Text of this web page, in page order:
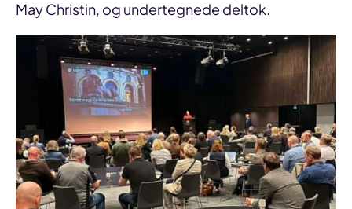
May Christin, og undertegnede deltok.